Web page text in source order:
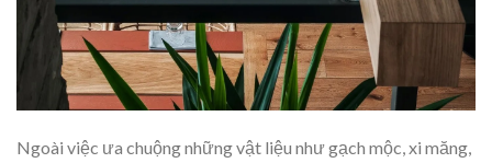
Ngoài việc ưa chuộng những vật liệu như gạch mộc, xi măng,